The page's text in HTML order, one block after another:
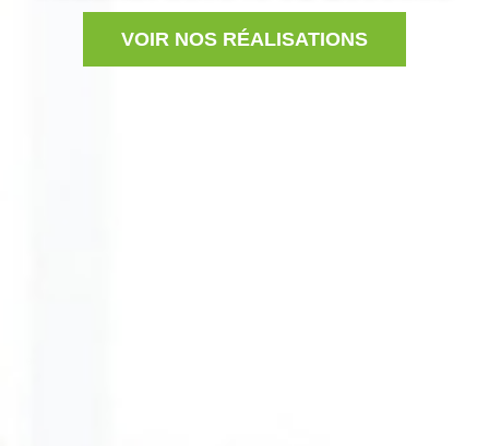
VOIR NOS RÉALISATIONS